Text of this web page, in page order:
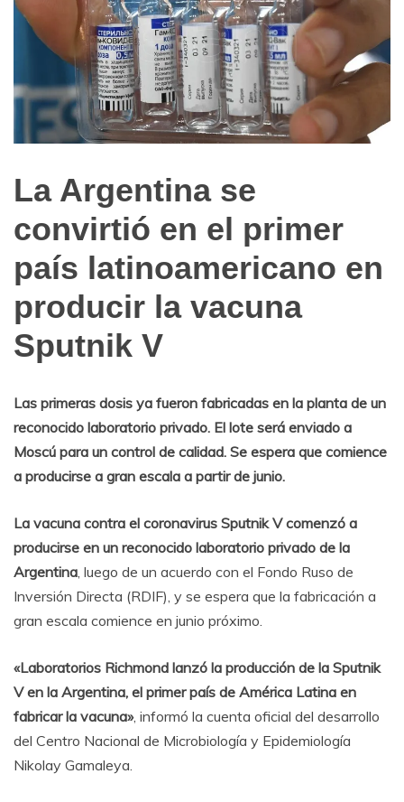
Ultimas
La Argentina se
convirtió en el primer
país latinoamericano en
producir la vacuna
Sputnik V
Las primeras dosis ya fueron fabricadas en la planta de un
reconocido laboratorio privado. El lote será enviado a
Moscú para un control de calidad. Se espera que comience
a producirse a gran escala a partir de junio.
La vacuna contra el coronavirus Sputnik V comenzó a
producirse en un reconocido laboratorio privado de la
Argentina, luego de un acuerdo con el Fondo Ruso de
Inversión Directa (RDIF), y se espera que la fabricación a
gran escala comience en junio próximo.
«Laboratorios Richmond lanzó la producción de la Sputnik
V en la Argentina, el primer país de América Latina en
fabricar la vacuna», informó la cuenta oficial del desarrollo
del Centro Nacional de Microbiología y Epidemiología
Nikolay Gamaleya.